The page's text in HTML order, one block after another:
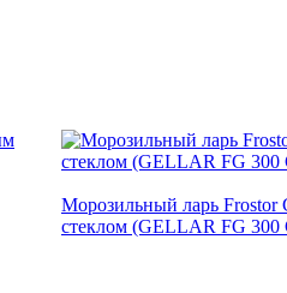
Морозильный ларь
стеклом (GELLAR FG 300